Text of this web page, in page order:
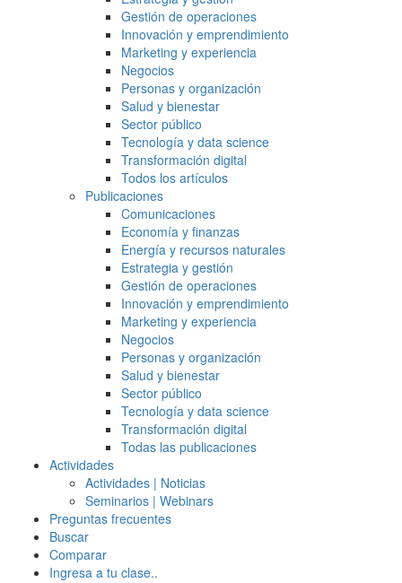
Gestión de operaciones
Innovación y emprendimiento
Marketing y experiencia
Negocios
Personas y organización
Salud y bienestar
Sector público
Tecnología y data science
Transformación digital
Todos los artículos
Publicaciones
Comunicaciones
Economía y finanzas
Energía y recursos naturales
Estrategia y gestión
Gestión de operaciones
Innovación y emprendimiento
Marketing y experiencia
Negocios
Personas y organización
Salud y bienestar
Sector público
Tecnología y data science
Transformación digital
Todas las publicaciones
Actividades
Actividades | Noticias
Seminarios | Webinars
Preguntas frecuentes
Buscar
Comparar
Ingresa a tu clase..